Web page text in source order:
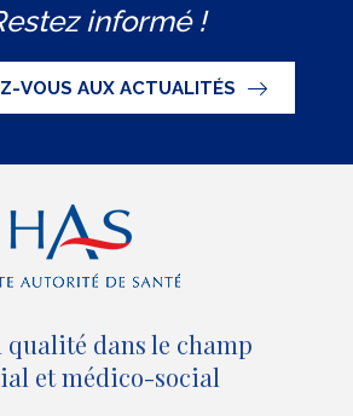
c
e
b
o
o
k
(
n
o
u
t
u
b
e
(
n
o
u
n
k
e
d
(
n
o
informé !
VOUS AUX ACTUALITÉS
qualité dans le champ
et médico-social